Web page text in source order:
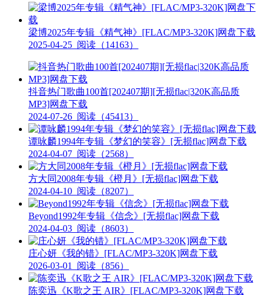
梁博2025年专辑《精气神》[FLAC/MP3-320K]网盘下载
2025-04-25 阅读（14163）
抖音热门歌曲100首[202407期][无损flac|320K高品质
MP3]网盘下载
2024-07-26 阅读（45413）
谭咏麟1994年专辑《梦幻的笑容》[无损flac]网盘下载
2024-04-07 阅读（2568）
方大同2008年专辑《橙月》[无损flac]网盘下载
2024-04-10 阅读（8207）
Beyond1992年专辑《信念》[无损flac]网盘下载
2024-04-03 阅读（8603）
庄心妍《我的错》[FLAC/MP3-320K]网盘下载
2026-03-01
阅读（856）
陈奕迅《K歌之王 AIR》[FLAC/MP3-320K]网盘下载